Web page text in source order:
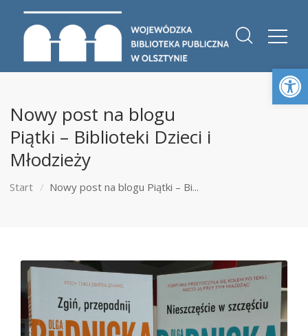
Nowy post na blogu
Piątki – Biblioteki Dzieci i
Młodzieży
Start Nowy post na blogu Piątki – Bi...